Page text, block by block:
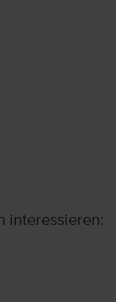
interessieren: